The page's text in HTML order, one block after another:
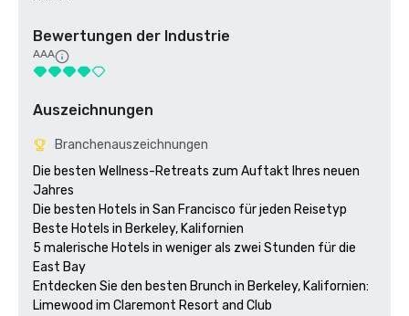
Bewertungen der Industrie
AAA
Auszeichnungen
Branchenauszeichnungen
Die besten Wellness-Retreats zum Auftakt Ihres neuen
Jahres
Die besten Hotels in San Francisco für jeden Reisetyp
Beste Hotels in Berkeley, Kalifornien
5 malerische Hotels in weniger als zwei Stunden für die
East Bay
Entdecken Sie den besten Brunch in Berkeley, Kalifornien:
Limewood im Claremont Resort and Club